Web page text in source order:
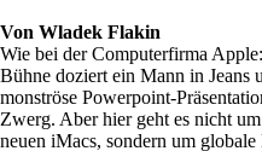
Von Wladek Flakin
Wie bei der Computerfirma
Bühne doziert ein Mann in Jeans
monströse Powerpoint-
Zwerg. Aber hier geht es nicht
neuen iMacs, sondern um